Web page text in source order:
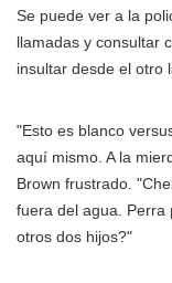
Se puede ver a la
llamadas y consultar
insultar desde el otro
"Esto es blanco
aquí mismo. A la
Brown frustrado.
fuera del agua.
otros dos hijos?"